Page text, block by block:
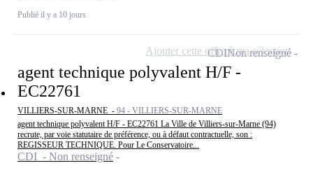
Publié il y a 10 jours
agent technique polyvalent H/F -
EC22761
VILLIERS-SUR-MARNE - 94 - VILLIERS-SUR-MARNE
agent technique polyvalent H/F - EC22761 La Ville de Villiers-sur-Marne (94)
recrute, par voie statutaire de préférence, ou à défaut contractuelle, son :
REGISSEUR TECHNIQUE. Pour Le Conservatoire...
CDI - Non renseigné
CDINon renseigné
Ajouter cette offre à ma sélection